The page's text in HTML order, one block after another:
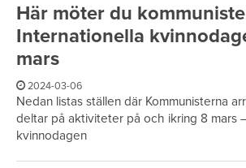
Här möter du
Internationella
mars
2024-03-06
Nedan listas ställen där Kommunisterna
deltar på aktiviteter på och ikring 8 mars
kvinnodagen